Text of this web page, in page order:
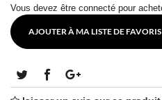
Vous devez être connecté pour
AJOUTER À MA LISTE DE FAVORIS